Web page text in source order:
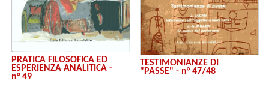
PRATICA FILOSOFICA ED
ESPERIENZA ANALITICA -
n° 49
TESTIMONIANZE DI
"PASSE" - n° 47/48